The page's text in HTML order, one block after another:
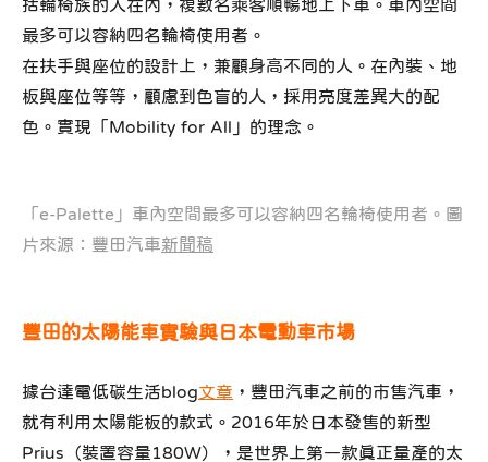
括輪椅族的人在內，複數名乘客順暢地上下車。車內空間
最多可以容納四名輪椅使用者。
在扶手與座位的設計上，兼顧身高不同的人。在內裝、地
板與座位等等，顧慮到色盲的人，採用亮度差異大的配
色。實現「Mobility for All」的理念。
「e-Palette」車內空間最多可以容納四名輪椅使用者。圖
片來源：豐田汽車新聞稿
豐田的太陽能車實驗與日本電動車市場
據台達電低碳生活blog文章 ，豐田汽車之前的市售汽車，
就有利用太陽能板的款式。2016年於日本發售的新型
Prius（裝置容量180W），是世界上第一款真正量產的太